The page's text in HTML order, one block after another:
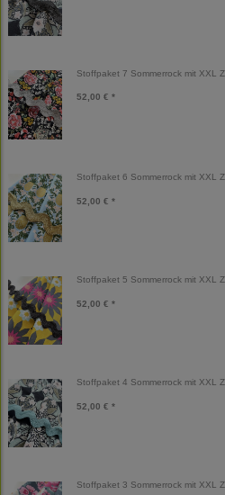
Stoffpaket 7 Sommerrock mit XXL
52,00 € *
Stoffpaket 6 Sommerrock mit XXL
52,00 € *
Stoffpaket 5 Sommerrock mit XXL
52,00 € *
Stoffpaket 4 Sommerrock mit XXL
52,00 € *
Stoffpaket 3 Sommerrock mit XXL